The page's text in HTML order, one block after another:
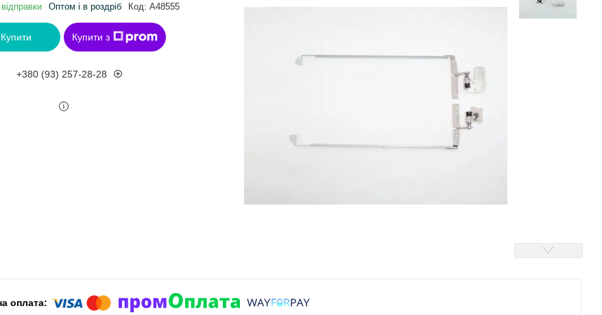
Оптом і в роздріб Код: A48555
Купити Купити з
+380 (93) 257-28-28